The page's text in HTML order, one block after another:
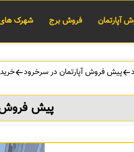
آپارتمان فروش برج شهرک های
پیش فروش آپارتمان در سرخرود
پیش فروش واحد90متری